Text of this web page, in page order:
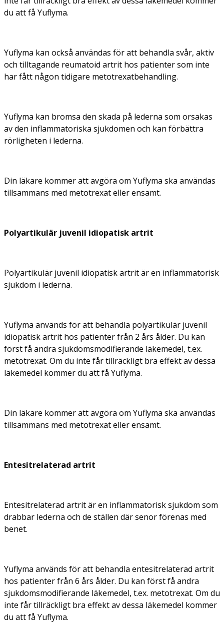
du att få Yuflyma.
Yuflyma kan också användas för att behandla svår, aktiv
och tilltagande reumatoid artrit hos patienter som inte
har fått någon tidigare metotrexatbehandling.
Yuflyma kan bromsa den skada på lederna som orsakas
av den inflammatoriska sjukdomen och kan förbättra
rörligheten i lederna.
Din läkare kommer att avgöra om Yuflyma ska användas
tillsammans med metotrexat eller ensamt.
Polyartikulär juvenil idiopatisk artrit
Polyartikulär juvenil idiopatisk artrit är en inflammatorisk
sjukdom i lederna.
Yuflyma används för att behandla polyartikulär juvenil
idiopatisk artrit hos patienter från 2 års ålder. Du kan
först få andra sjukdomsmodifierande läkemedel, t.ex.
metotrexat. Om du inte får tillräckligt bra effekt av dessa
läkemedel kommer du att få Yuflyma.
Din läkare kommer att avgöra om Yuflyma ska användas
tillsammans med metotrexat eller ensamt.
Entesitrelaterad artrit
Entesitrelaterad artrit är en inflammatorisk sjukdom som
drabbar lederna och de ställen där senor förenas med
benet.
Yuflyma används för att behandla entesitrelaterad artrit
hos patienter från 6 års ålder. Du kan först få andra
sjukdomsmodifierande läkemedel, t.ex. metotrexat. Om du
inte får tillräckligt bra effekt av dessa läkemedel kommer
du att få Yuflyma.